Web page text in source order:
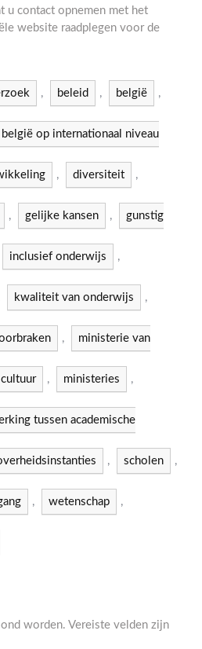
u contact opnemen met het
website raadplegen voor de
, beleid , belgië ,
op internationaal niveau
, diversiteit ,
, gelijke kansen , gunstig
inclusief onderwijs ,
kwaliteit van onderwijs ,
, ministerie van
, ministeries ,
tussen academische
, scholen ,
, wetenschap ,
worden. Vereiste velden zijn